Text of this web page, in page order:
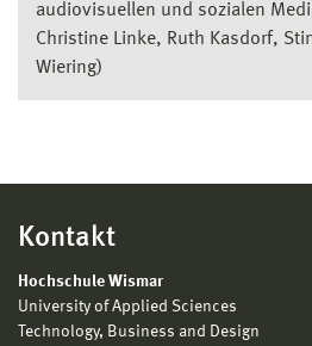
audiovisuellen und sozialen
Christine Linke, Ruth Kasdorf,
Wiering)
Kontakt
Hochschule Wismar
University of Applied Sciences
Technology, Business and Design